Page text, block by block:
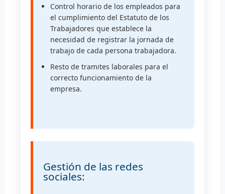
Control horario de los empleados para
el cumplimiento del Estatuto de los
Trabajadores que establece la
necesidad de registrar la jornada de
trabajo de cada persona trabajadora.
Resto de tramites laborales para el
correcto funcionamiento de la
empresa.
Gestión de las redes
sociales: